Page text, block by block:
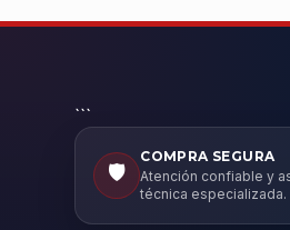
```
🛡️
COMPRA SEGURA
Atención confiable y
técnica especializada.